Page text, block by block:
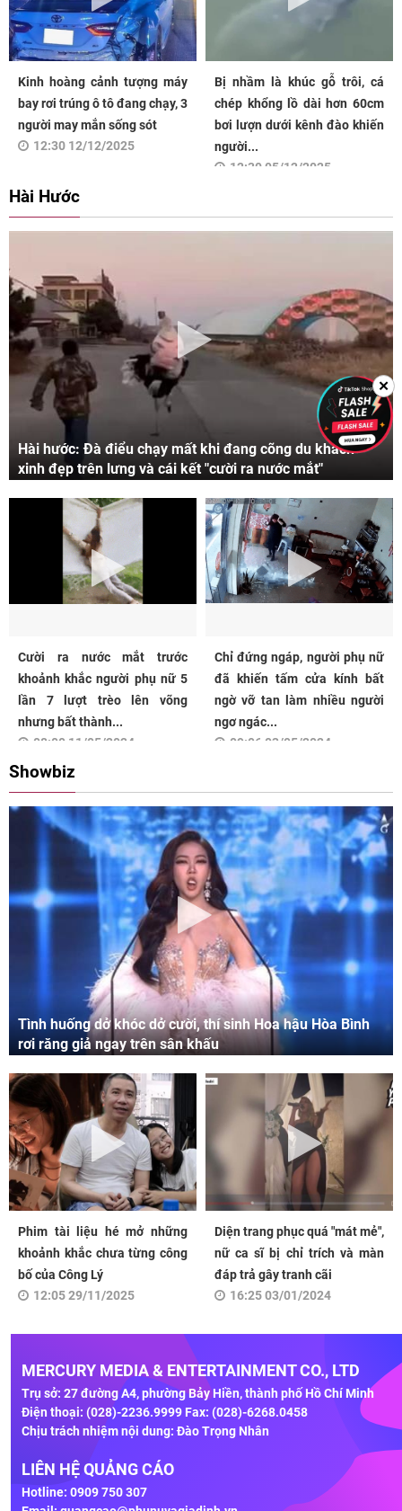
Kinh hoàng cảnh tượng máy
bay rơi trúng ô tô đang chạy, 3
người may mắn sống sót
12:30 12/12/2025
Bị nhầm là khúc gỗ trôi, cá
chép khổng lồ dài hơn 60cm
bơi lượn dưới kênh đào khiến
người...
12:30 05/12/2025
Hài Hước
Hài hước: Đà điểu chạy mất khi đang cõng du khách
xinh đẹp trên lưng và cái kết "cười ra nước mắt"
Cười ra nước mắt trước
khoảnh khắc người phụ nữ 5
lần 7 lượt trèo lên võng
nhưng bất thành...
08:00 11/05/2024
Chỉ đứng ngáp, người phụ nữ
đã khiến tấm cửa kính bất
ngờ vỡ tan làm nhiều người
ngơ ngác...
09:06 03/05/2024
Showbiz
Tình huống dở khóc dở cười, thí sinh Hoa hậu Hòa Bình
rơi răng giả ngay trên sân khấu
Phim tài liệu hé mở những
khoảnh khắc chưa từng công
bố của Công Lý
12:05 29/11/2025
Diện trang phục quá "mát mẻ",
nữ ca sĩ bị chỉ trích và màn
đáp trả gây tranh cãi
16:25 03/01/2024
MERCURY MEDIA & ENTERTAINMENT CO., LTD
Trụ sở: 27 đường A4, phường Bảy Hiền, thành phố Hồ Chí Minh
Điện thoại: (028)-2236.9999 Fax: (028)-6268.0458
Chịu trách nhiệm nội dung: Đào Trọng Nhân
LIÊN HỆ QUẢNG CÁO
Hotline: 0909 750 307
✕